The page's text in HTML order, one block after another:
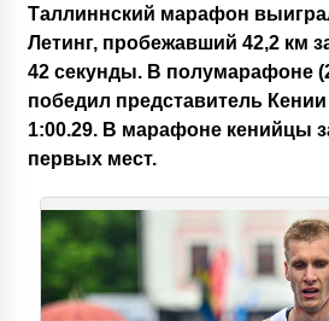
Таллиннский марафон
Летинг, пробежавший 42,2 км
42 секунды. В полумарафоне
победил представитель
1:00.29. В марафоне кенийцы
первых мест.